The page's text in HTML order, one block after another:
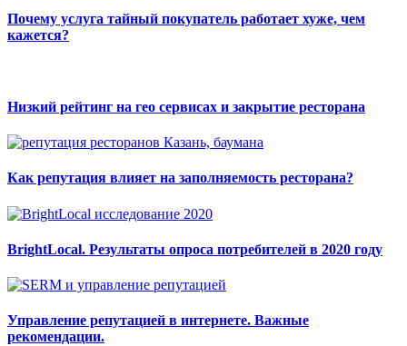
Почему услуга тайный покупатель работает хуже, чем
кажется?
Низкий рейтинг на гео сервисах и закрытие ресторана
Как репутация влияет на заполняемость ресторана?
BrightLocal. Результаты опроса потребителей в 2020 году
Управление репутацией в интернете. Важные
рекомендации.